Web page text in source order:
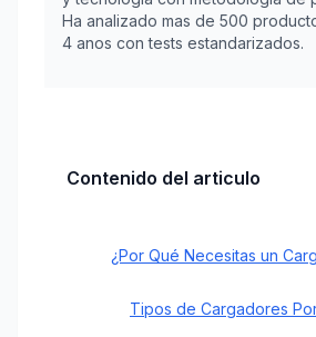
Ha analizado mas de 500
4 anos con tests estandarizados.
Contenido del articulo
¿Por Qué Necesitas un
Tipos de Cargadores